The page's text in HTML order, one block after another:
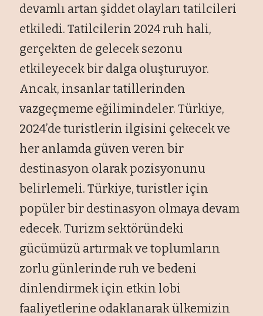
devamlı artan şiddet olayları tatilcileri
etkiledi. Tatilcilerin 2024 ruh hali,
gerçekten de gelecek sezonu
etkileyecek bir dalga oluşturuyor.
Ancak, insanlar tatillerinden
vazgeçmeme eğilimindeler. Türkiye,
2024’de turistlerin ilgisini çekecek ve
her anlamda güven veren bir
destinasyon olarak pozisyonunu
belirlemeli. Türkiye, turistler için
popüler bir destinasyon olmaya devam
edecek. Turizm sektöründeki
gücümüzü artırmak ve toplumların
zorlu günlerinde ruh ve bedeni
dinlendirmek için etkin lobi
faaliyetlerine odaklanarak ülkemizin